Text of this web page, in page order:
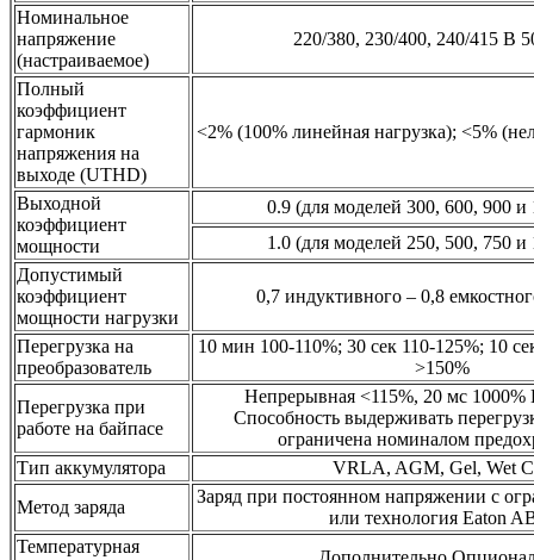
Номинальное
напряжение
(настраиваемое)
220/380, 230/400, 240/415 В
Полный
коэффициент
гармоник
напряжения на
выходе (UTHD)
<2% (100% линейная нагрузка); <5%
Выходной
коэффициент
мощности
0.9 (для моделей 300, 600, 900
1.0 (для моделей 250, 500, 750
Допустимый
коэффициент
мощности нагрузки
0,7 индуктивного – 0,8
Перегрузка на
преобразователь
10 мин 100-110%; 30 сек 110-125%; 10
>150%
Перегрузка при
работе на байпасе
Непрерывная <115%, 20 мс
Способность выдерживать
ограничена номиналом
Тип аккумулятора
VRLA, AGM, Gel, Wet
Метод заряда
Заряд при постоянном напряжении с
или технология Eaton
Температурная